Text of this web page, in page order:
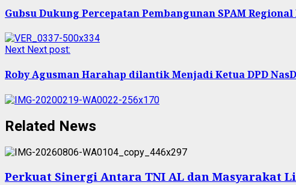
Gubsu Dukung Percepatan Pembangunan SPAM
Next Next post:
Roby Agusman Harahap dilantik Menjadi Ketua DPD
Related News
Perkuat Sinergi Antara TNI AL dan Masyarakat